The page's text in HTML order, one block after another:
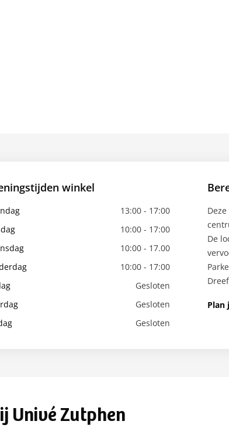
winkel
13:00 - 17:00
10:00 - 17:00
10:00 - 17.00
10:00 - 17:00
Gesloten
Gesloten
Gesloten
De
Plan
Univé Zutphen